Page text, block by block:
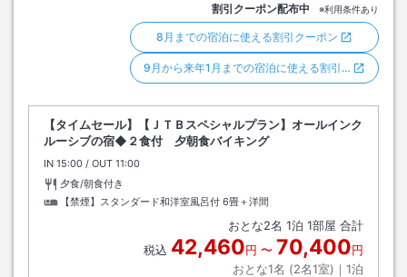
割引クーポン配布中 ※利用条件あり
8月までの宿泊に使える割引クーポン
9月から来年1月までの宿泊に使える割引…
【タイムセール】【ＪＴＢスペシャルプラン】オールインク
ルーシブの宿◆２食付 夕朝食バイキング
IN チェックイン
15:00 / OUT チェックアウト
11:00
夕食/朝食付き
【禁煙】スタンダード和洋室風呂付 6畳＋洋間
おとな2名 1泊 1部屋 合計
税込 42,460円 〜 70,400円
おとな1名 (2名1室)｜ 1泊